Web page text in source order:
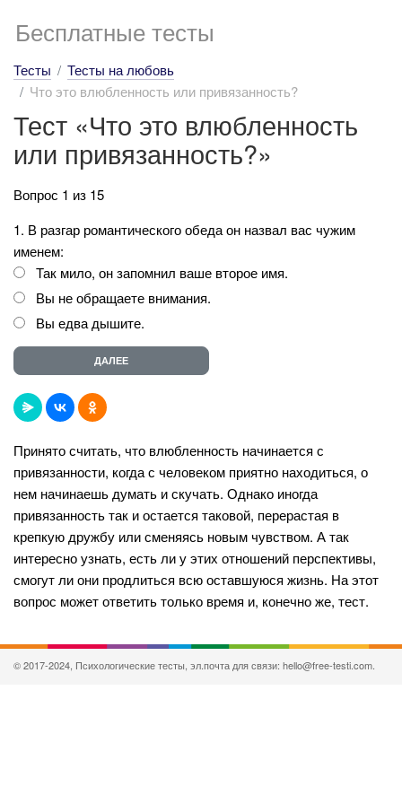
Бесплатные тесты
Тесты
Тесты на любовь
Что это влюбленность или привязанность?
Тест «Что это влюбленность
или привязанность?»
Вопрос 1 из 15
1. В разгар романтического обеда он назвал вас чужим
именем:
Так мило, он запомнил ваше второе имя.
Вы не обращаете внимания.
Вы едва дышите.
Принято считать, что влюбленность начинается с
привязанности, когда с человеком приятно находиться, о
нем начинаешь думать и скучать. Однако иногда
привязанность так и остается таковой, перерастая в
крепкую дружбу или сменяясь новым чувством. А так
интересно узнать, есть ли у этих отношений перспективы,
смогут ли они продлиться всю оставшуюся жизнь. На этот
вопрос может ответить только время и, конечно же, тест.
© 2017-2024, Психологические тесты, эл.почта для связи: hello@free-testi.com.